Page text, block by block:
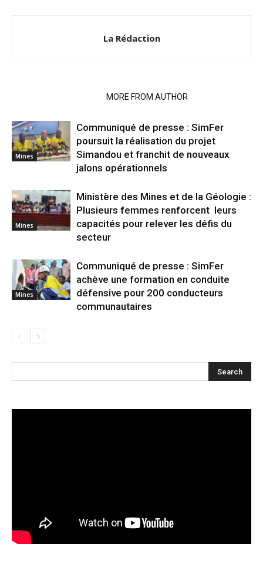
La Rédaction
MORE FROM AUTHOR
Mines
Communiqué de presse : SimFer
poursuit la réalisation du projet
Simandou et franchit de nouveaux
jalons opérationnels
Mines
Ministère des Mines et de la Géologie :
Plusieurs femmes renforcent leurs
capacités pour relever les défis du
secteur
Mines
Communiqué de presse : SimFer
achève une formation en conduite
défensive pour 200 conducteurs
communautaires